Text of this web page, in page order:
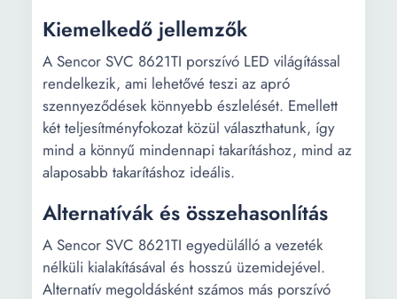
Kiemelkedő jellemzők
A Sencor SVC 8621TI porszívó LED világítással
rendelkezik, ami lehetővé teszi az apró
szennyeződések könnyebb észlelését. Emellett
két teljesítményfokozat közül választhatunk, így
mind a könnyű mindennapi takarításhoz, mind az
alaposabb takarításhoz ideális.
Alternatívák és összehasonlítás
A Sencor SVC 8621TI egyedülálló a vezeték
nélküli kialakításával és hosszú üzemidejével.
Alternatív megoldásként számos más porszívó